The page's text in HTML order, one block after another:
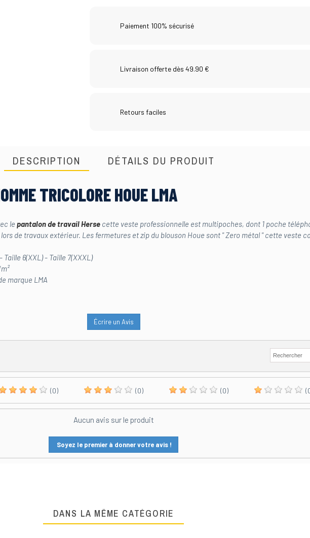
Paiement 100% sécurisé
Livraison offerte dès 49.90 €
Retours faciles
DESCRIPTION DÉTAILS DU PRODUIT
TRICOLORE HOUE LMA
le pantalon de travailHersecette veste professionnelle est multipoches, dont 1 poche
de travaux extérieur. Les fermetures et zip du blouson Houe sont " Zero métal " cette veste
Taille 6(XXL) - Taille 7(XXXL)
marque LMA
Écrire un Avis
(0) (0) (0)
Aucun avis sur le produit
Soyez le premier à donner votre avis !
DANS LA MÊME CATÉGORIE